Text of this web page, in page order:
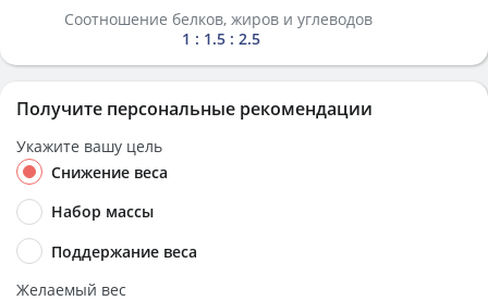
Соотношение белков, жиров и углеводов
1 : 1.5 : 2.5
Получите персональные рекомендации
Укажите вашу цель
Снижение веса
Набор массы
Поддержание веса
Желаемый вес